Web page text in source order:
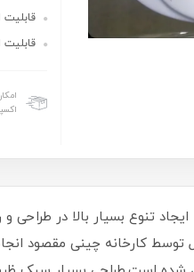
قابلیت
تنوع بسیار بالا در
توسط کارخانه چینی مقصود